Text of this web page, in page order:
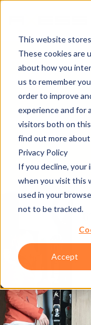
This website
These cookies are
about how you
us to remember
order to improve
experience and for
visitors both on
find out more
Privacy Policy
If you decline, your
when you visit this
used in your
not to be tracked.
Accept
AXESS RESORT
ПРОГРАММНОЕ
ГОРНОЛЫЖНЫЕ
ДОРОГИ